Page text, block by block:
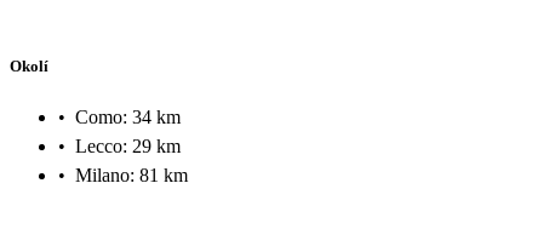
Okolí
• Como: 34 km
• Lecco: 29 km
• Milano: 81 km